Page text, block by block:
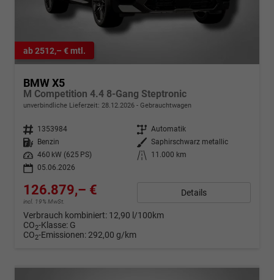
ab 2512,– € mtl.
BMW X5
M Competition 4.4 8-Gang Steptronic
unverbindliche Lieferzeit: 28.12.2026 Gebrauchtwagen
Fahrzeugnr. 1353984 Getriebe Automatik
Kraftstoff
Benzin Außenfarbe Saphirschwarz metallic
Leistung
460 kW (625 PS) Kilometerstand
11.000 km
05.06.2026
126.879,– €
incl. 19% MwSt.
Details
Verbrauch kombiniert: 12,90 l/100km
CO2-Klasse: G
CO2-Emissionen: 292,00 g/km